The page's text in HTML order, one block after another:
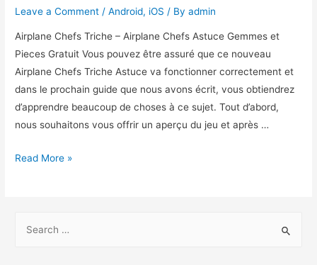
Leave a Comment /Android, iOS / Byadmin
Airplane Chefs Triche – Airplane Chefs Astuce Gemmes et
Pieces Gratuit Vous pouvez être assuré que ce nouveau
Airplane Chefs Triche Astuce va fonctionner correctement et
dans le prochain guide que nous avons écrit, vous obtiendrez
d’apprendre beaucoup de choses à ce sujet. Tout d’abord,
nous souhaitons vous offrir un aperçu du jeu et après …
Airplane
Airplane
Read More »